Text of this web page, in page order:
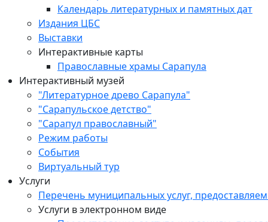
Календарь литературных и памятных дат
Издания ЦБС
Выставки
Интерактивные карты
Православные храмы Сарапула
Интерактивный музей
"Литературное древо Сарапула"
"Сарапульское детство"
"Сарапул православный"
Режим работы
События
Виртуальный тур
Услуги
Перечень муниципальных услуг,
Услуги в электронном виде